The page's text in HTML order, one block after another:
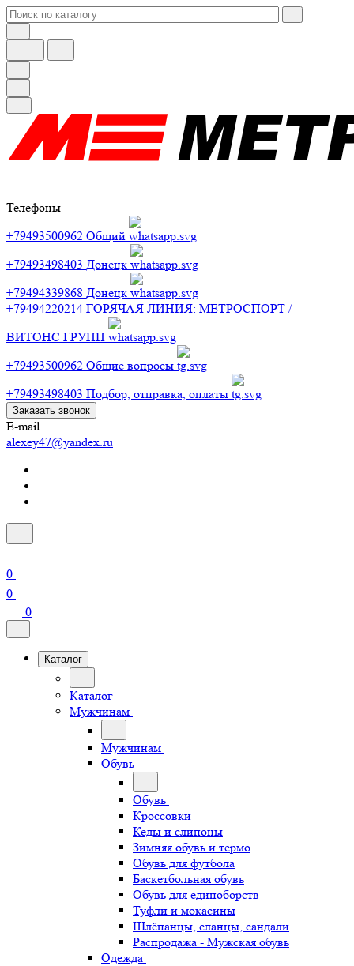
Телефоны
+79493500962 Общий
+79493498403 Донецк
+79494339868 Донецк
+79494220214 ГОРЯЧАЯ ЛИНИЯ: МЕТРОСПОРТ /
ВИТОНС ГРУПП
+79493500962 Общие вопросы
+79493498403 Подбор, отправка, оплаты
Заказать звонок
E-mail
alexey47@yandex.ru
0
0
0
Каталог
Каталог
Мужчинам
Мужчинам
Обувь
Обувь
Кроссовки
Кеды и слипоны
Зимняя обувь и термо
Обувь для футбола
Баскетбольная обувь
Обувь для единоборств
Туфли и мокасины
Шлёпанцы, сланцы, сандали
Распродажа - Мужская обувь
Одежда